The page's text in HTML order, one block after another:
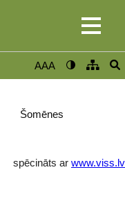
AAA
Šomēnes
spēcināts ar www.viss.lv